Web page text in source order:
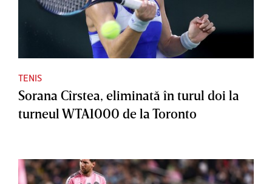
TENIS
Sorana Cîrstea, eliminată în turul doi la
turneul WTA1000 de la Toronto